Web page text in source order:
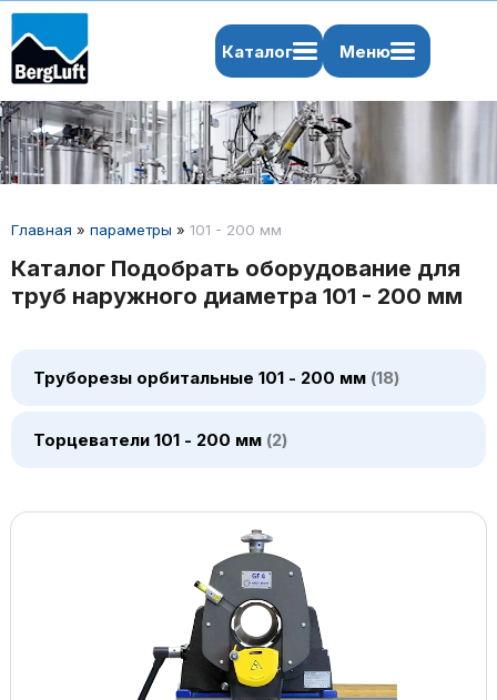
Каталог Меню
Главная » параметры » 101 - 200 мм
Каталог Подобрать оборудование для
труб наружного диаметра 101 - 200 мм
Труборезы орбитальные 101 - 200 мм 18
Торцеватели 101 - 200 мм 2